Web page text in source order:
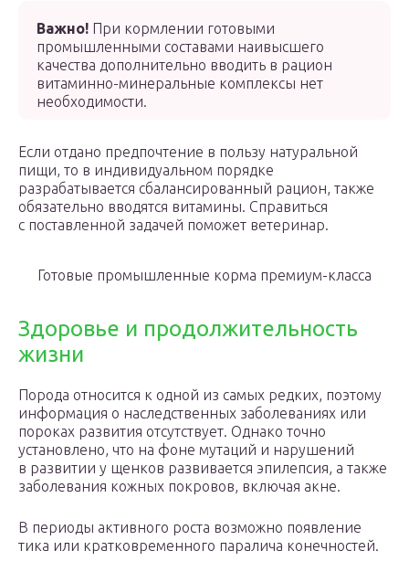
Важно! При кормлении готовыми
промышленными составами наивысшего
качества дополнительно вводить в рацион
витаминно-минеральные комплексы нет
необходимости.
Если отдано предпочтение в пользу натуральной
пищи, то в индивидуальном порядке
разрабатывается сбалансированный рацион, также
обязательно вводятся витамины. Справиться
с поставленной задачей поможет ветеринар.
Готовые промышленные корма премиум-класса
Здоровье и продолжительность
жизни
Порода относится к одной из самых редких, поэтому
информация о наследственных заболеваниях или
пороках развития отсутствует. Однако точно
установлено, что на фоне мутаций и нарушений
в развитии у щенков развивается эпилепсия, а также
заболевания кожных покровов, включая акне.
В периоды активного роста возможно появление
тика или кратковременного паралича конечностей.